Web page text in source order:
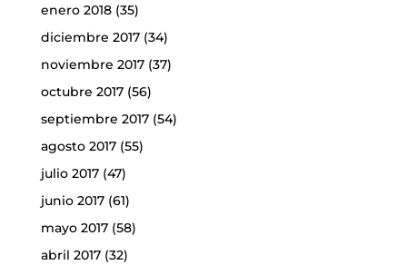
enero 2018(35)
diciembre 2017(34)
noviembre 2017(37)
octubre 2017(56)
septiembre 2017(54)
agosto 2017(55)
julio 2017(47)
junio 2017(61)
mayo 2017(58)
abril 2017(32)